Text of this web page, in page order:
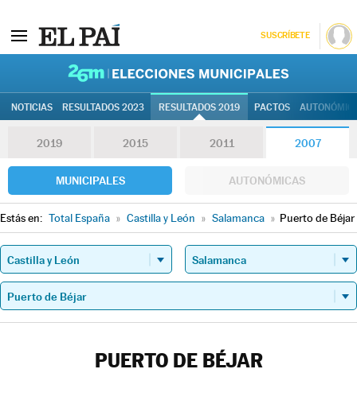
SUSCRÍBETE
NOTICIAS RESULTADOS 2023 RESULTADOS 2019 PACTOS
2019 2015 2011 2007
MUNICIPALES AUTONÓMICAS
Estás en: Total España » Castilla y León » Salamanca » Puerto de Béjar
PUERTO DE BÉJAR